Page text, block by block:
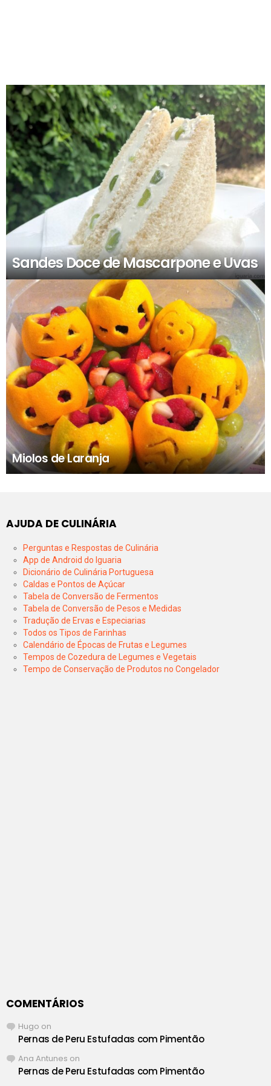
RECOMENDADOS
Sandes Doce de Mascarpone e Uvas
Miolos de Laranja
AJUDA DE CULINÁRIA
Perguntas e Respostas de Culinária
App de Android do Iguaria
Dicionário de Culinária Portuguesa
Caldas e Pontos de Açúcar
Tabela de Conversão de Fermentos
Tabela de Conversão de Pesos e Medidas
Tradução de Ervas e Especiarias
Todos os Tipos de Farinhas
Calendário de Épocas de Frutas e Legumes
Tempos de Cozedura de Legumes e Vegetais
Tempo de Conservação de Produtos no Congelador
COMENTÁRIOS
Hugo on
Pernas de Peru Estufadas com Pimentão
Ana Antunes on
Pernas de Peru Estufadas com Pimentão